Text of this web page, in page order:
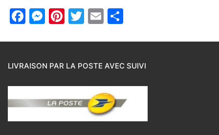
Facebook
Messenger
Pinterest
Twitter
Email
LIVRAISON PAR LA POSTE AVEC SUIVI